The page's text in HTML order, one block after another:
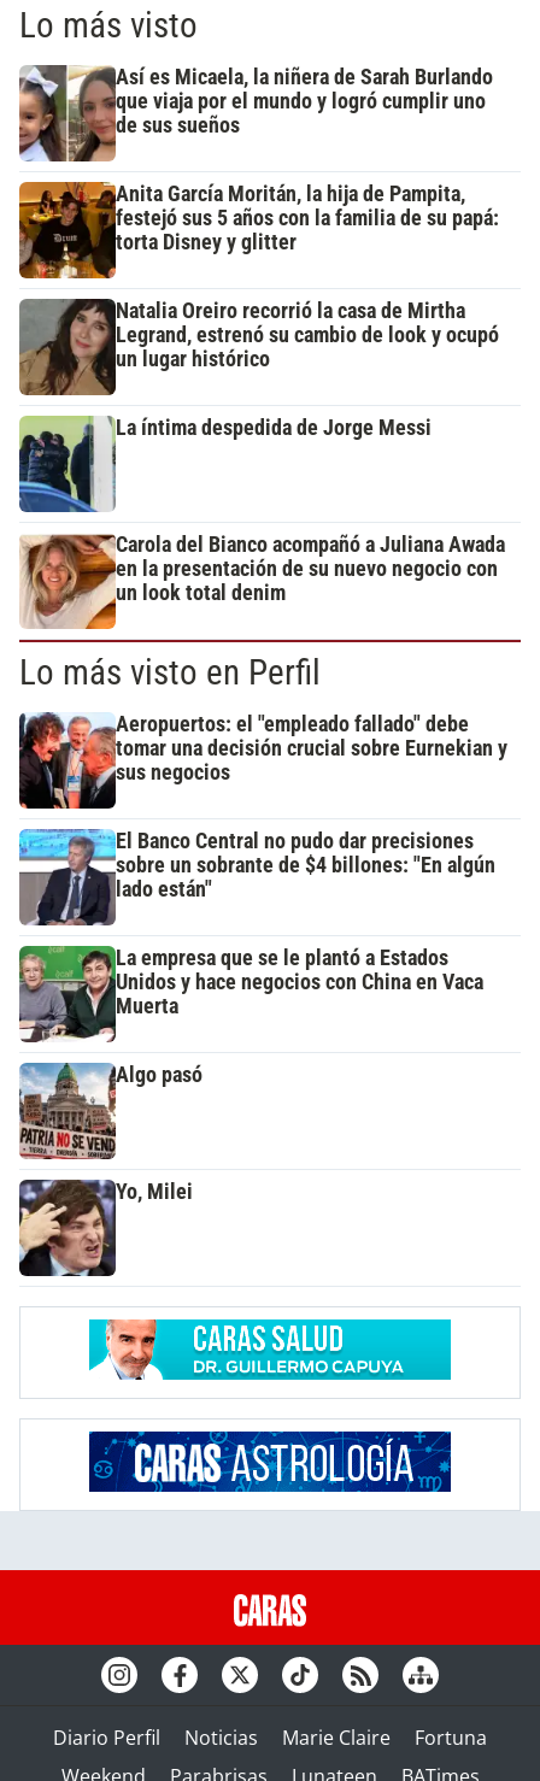
Lo más visto
Así es Micaela, la niñera de Sarah Burlando
que viaja por el mundo y logró cumplir uno
de sus sueños
Anita García Moritán, la hija de Pampita,
festejó sus 5 años con la familia de su papá:
torta Disney y glitter
Natalia Oreiro recorrió la casa de Mirtha
Legrand, estrenó su cambio de look y ocupó
un lugar histórico
La íntima despedida de Jorge Messi
Carola del Bianco acompañó a Juliana Awada
en la presentación de su nuevo negocio con
un look total denim
Lo más visto en Perfil
Aeropuertos: el "empleado fallado" debe
tomar una decisión crucial sobre Eurnekian y
sus negocios
El Banco Central no pudo dar precisiones
sobre un sobrante de $4 billones: "En algún
lado están"
La empresa que se le plantó a Estados
Unidos y hace negocios con China en Vaca
Muerta
Algo pasó
Yo, Milei
Diario Perfil Noticias Marie Claire
Fortuna